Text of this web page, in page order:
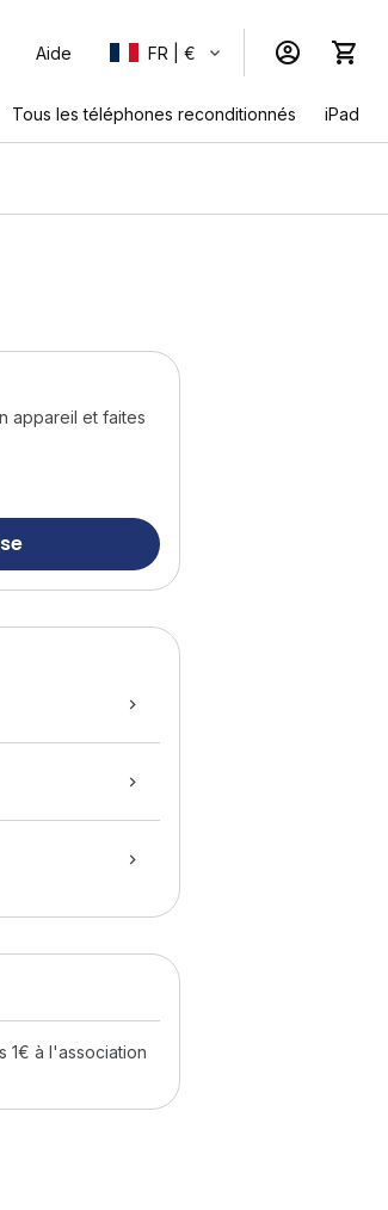
Aide FR | €
Tous les téléphones reconditionnés iPad
appareil et faites
1€ à l'association